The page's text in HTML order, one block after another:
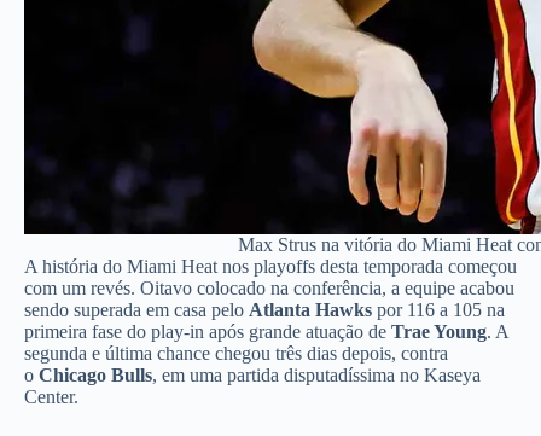
Max Strus na vitória do Miami Heat
A história do Miami Heat nos playoffs desta temporada começou
com um revés. Oitavo colocado na conferência, a equipe acabou
sendo superada em casa pelo Atlanta Hawks por 116 a 105 na
primeira fase do play-in após grande atuação de Trae Young. A
segunda e última chance chegou três dias depois, contra
o Chicago Bulls, em uma partida disputadíssima no Kaseya
Center.